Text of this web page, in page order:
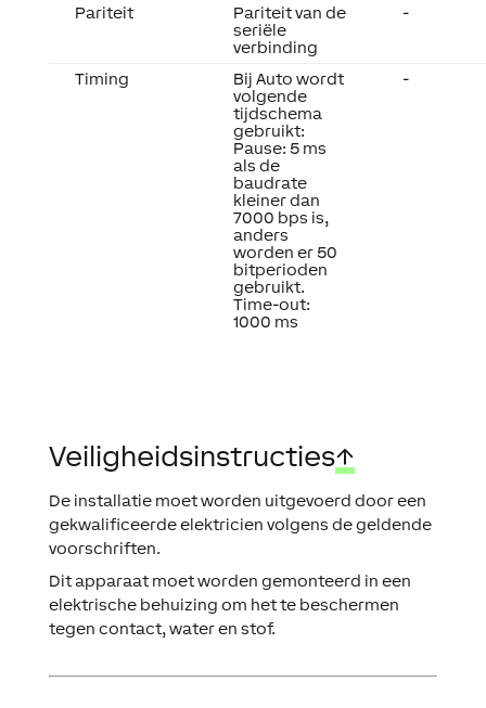
Pariteit
Pariteit van de
seriële
verbinding
-
Timing
Bij Auto wordt
volgende
tijdschema
gebruikt:
Pause: 5 ms
als de
baudrate
kleiner dan
7000 bps is,
anders
worden er 50
bitperioden
gebruikt.
Time-out:
1000 ms
-
Veiligheidsinstructies↑
De installatie moet worden uitgevoerd door een
gekwalificeerde elektricien volgens de geldende
voorschriften.
Dit apparaat moet worden gemonteerd in een
elektrische behuizing om het te beschermen
tegen contact, water en stof.